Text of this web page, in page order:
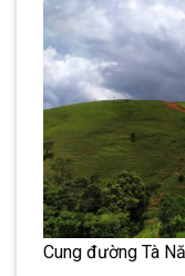
Cung đường Tà